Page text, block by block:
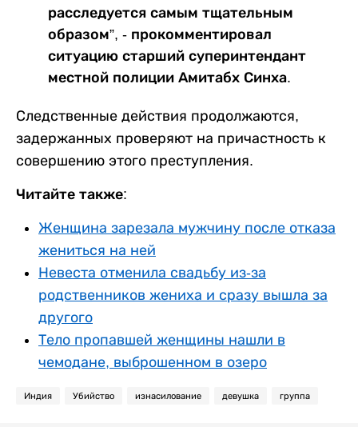
расследуется самым тщательным
образом”, - прокомментировал
ситуацию старший суперинтендант
местной полиции Амитабх Синха.
Следственные действия продолжаются,
задержанных проверяют на причастность к
совершению этого преступления.
Читайте также:
Женщина зарезала мужчину после отказа
жениться на ней
Невеста отменила свадьбу из-за
родственников жениха и сразу вышла за
другого
Тело пропавшей женщины нашли в
чемодане, выброшенном в озеро
Индия Убийство изнасилование девушка группа